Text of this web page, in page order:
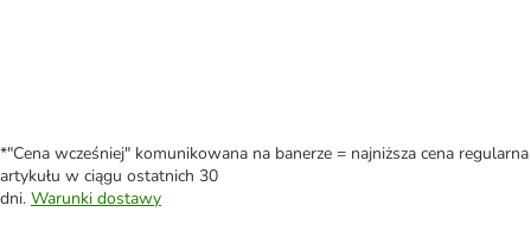
*"Cena wcześniej" komunikowana na banerze = najniższa cena regularna
artykułu w ciągu ostatnich 30
dni. Warunki dostawy